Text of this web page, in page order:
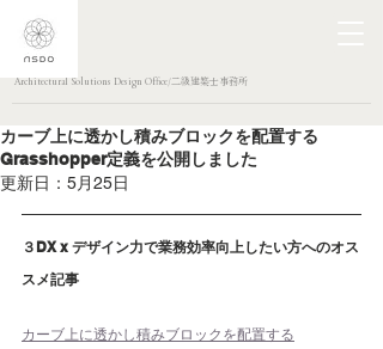
Architectural Solutions Design Office/二級建築士事務所
カーブ上に透かし積みブロックを配置する
Grasshopper定義を公開しました
更新日： 5月25日
３DX x デザイン力で業務効率向上したい方へのオス
スメ記事
カーブ上に透かし積みブロックを配置する